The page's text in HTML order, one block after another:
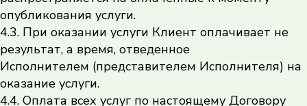
опубликования услуги.
4.3. При оказании услуги Клиент оплачивает не
результат, а время, отведенное
Исполнителем (представителем Исполнителя) на
оказание услуги.
4.4. Оплата всех услуг по настоящему Договору